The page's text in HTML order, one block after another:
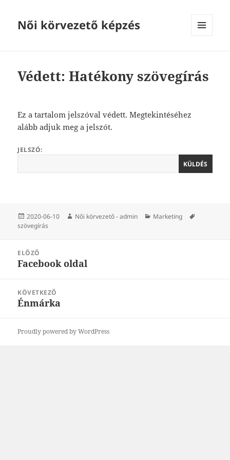
Női körvezető képzés
Védett: Hatékony szövegírás
Ez a tartalom jelszóval védett. Megtekintéséhez
alább adjuk meg a jelszót.
JELSZÓ:
Közzétéve
2020-06-10 Szerző
Női körvezető - admin Kategória
Marketing
szövegírás
navigáció
ELŐZŐ
Korábbi
Facebook oldal
KÖVETKEZŐ
Következő
Énmárka
Proudly powered by WordPress